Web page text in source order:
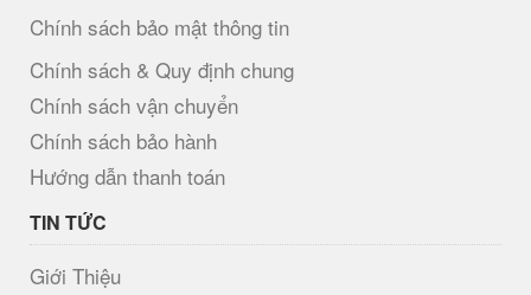
Chính sách bảo mật thông tin
Chính sách & Quy định chung
Chính sách vận chuyển
Chính sách bảo hành
Hướng dẫn thanh toán
TIN TỨC
Giới Thiệu